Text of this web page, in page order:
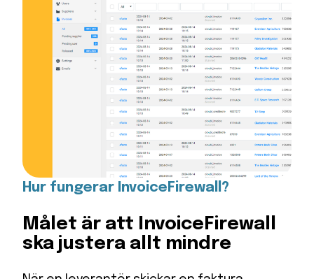
Hur fungerar InvoiceFirewall?
Målet är att InvoiceFirewall
ska justera allt mindre